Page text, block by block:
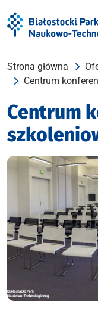
Strona główna
Centrum
Centrum